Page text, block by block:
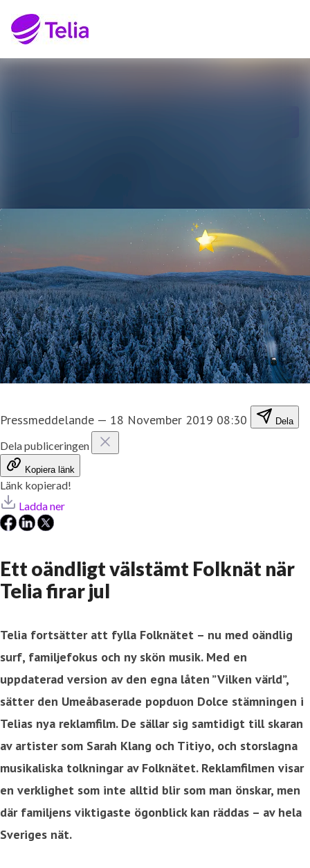
Pressmeddelande — 18 November 2019 08:30 Dela
Dela publiceringen
Kopiera länk
Länk kopierad!
Ladda ner
Ett oändligt välstämt Folknät när
Telia firar jul
Telia fortsätter att fylla Folknätet – nu med oändlig
surf, familjefokus och ny skön musik. Med en
uppdaterad version av den egna låten ”Vilken värld”,
sätter den Umeåbaserade popduon Dolce stämningen i
Telias nya reklamfilm. De sällar sig samtidigt till skaran
av artister som Sarah Klang och Titiyo, och storslagna
musikaliska tolkningar av Folknätet. Reklamfilmen visar
en verklighet som inte alltid blir som man önskar, men
där familjens viktigaste ögonblick kan räddas – av hela
Sveriges nät.